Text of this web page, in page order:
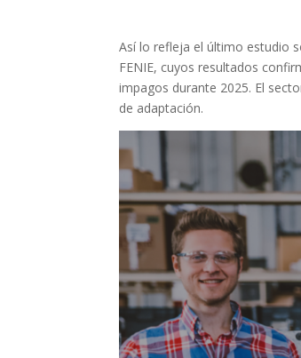
Así lo refleja el último estudio
FENIE, cuyos resultados
impagos durante 2025. El
de adaptación.